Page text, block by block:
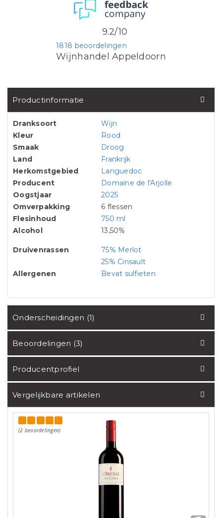
Wijnhandel Appeldoorn
1818 beoordelingen
9.2/10
Productinformatie
Dranksoort
Wijn
Kleur
Rood
Smaak
Droog
Land
Frankrijk
Herkomstgebied
Languedoc
Producent
Domaine de l'Arjolle
Oogstjaar
2025
Omverpakking
6 flessen
Flesinhoud
750 ml
Alcohol
13,50%
Druivenrassen
75% Merlot
25% Cinsault
Allergenen
Bevat sulfieten
Onderscheidingen (1)
Beoordelingen (3)
Producentprofiel
Vergelijkbare artikelen
(2 beoordelingen)